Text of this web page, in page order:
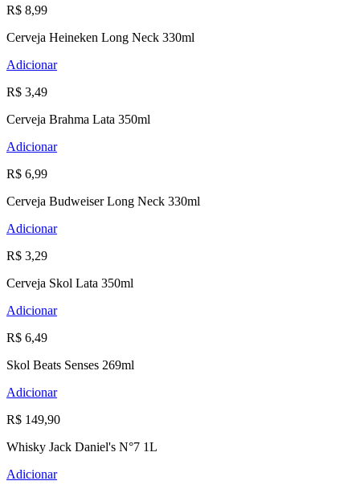
R$ 8,99
Cerveja Heineken Long Neck 330ml
Adicionar
R$ 3,49
Cerveja Brahma Lata 350ml
Adicionar
R$ 6,99
Cerveja Budweiser Long Neck 330ml
Adicionar
R$ 3,29
Cerveja Skol Lata 350ml
Adicionar
R$ 6,49
Skol Beats Senses 269ml
Adicionar
R$ 149,90
Whisky Jack Daniel's N°7 1L
Adicionar